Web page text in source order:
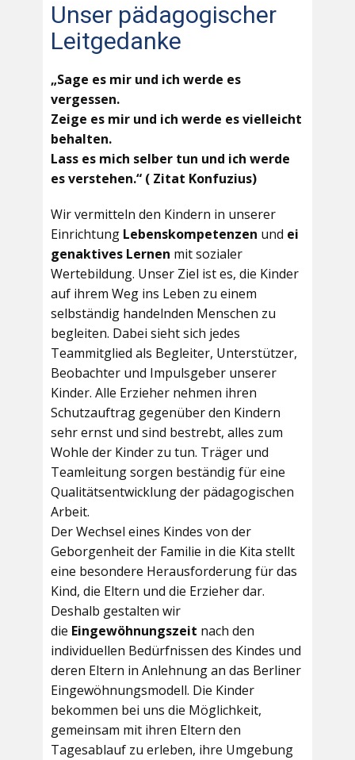
Unser pädagogischer
Leitgedanke
„Sage es mir und ich werde es
vergessen.
Zeige es mir und ich werde es vielleicht
behalten.
Lass es mich selber tun und ich werde
es verstehen.“ ( Zitat Konfuzius)
Wir vermitteln den Kindern in unserer
Einrichtung Lebenskompetenzen und ei
genaktives Lernen mit sozialer
Wertebildung. Unser Ziel ist es, die Kinder
auf ihrem Weg ins Leben zu einem
selbständig handelnden Menschen zu
begleiten. Dabei sieht sich jedes
Teammitglied als Begleiter, Unterstützer,
Beobachter und Impulsgeber unserer
Kinder. Alle Erzieher nehmen ihren
Schutzauftrag gegenüber den Kindern
sehr ernst und sind bestrebt, alles zum
Wohle der Kinder zu tun. Träger und
Teamleitung sorgen beständig für eine
Qualitätsentwicklung der pädagogischen
Arbeit.
Der Wechsel eines Kindes von der
Geborgenheit der Familie in die Kita stellt
eine besondere Herausforderung für das
Kind, die Eltern und die Erzieher dar.
Deshalb gestalten wir
die Eingewöhnungszeit nach den
individuellen Bedürfnissen des Kindes und
deren Eltern in Anlehnung an das Berliner
Eingewöhnungsmodell. Die Kinder
bekommen bei uns die Möglichkeit,
gemeinsam mit ihren Eltern den
Tagesablauf zu erleben, ihre Umgebung